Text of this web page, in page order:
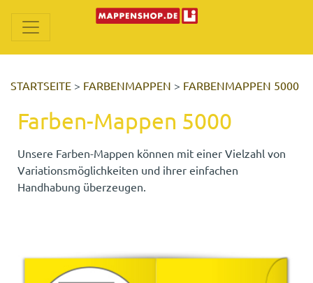
STARTSEITE > FARBENMAPPEN > FARBENMAPPEN 5000
Farben-Mappen 5000
Unsere Farben-Mappen können mit einer Vielzahl von
Variationsmöglichkeiten und ihrer einfachen
Handhabung überzeugen.